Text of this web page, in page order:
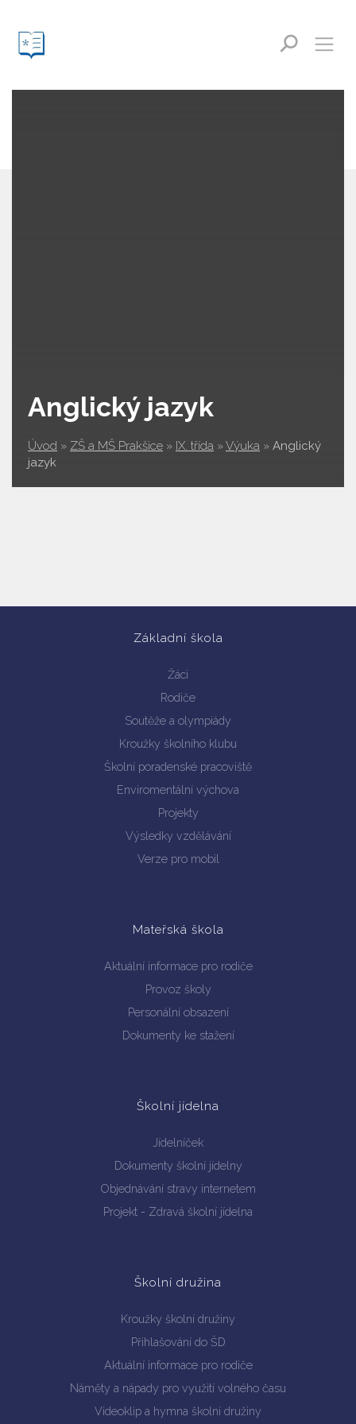
Vyhledávání na webu
Anglický jazyk
Úvod » ZŠ a MŠ Prakšice » IX. třída »Výuka » Anglický
jazyk
Základní škola
Žáci
Rodiče
Soutěže a olympiády
Kroužky školního klubu
Školní poradenské pracoviště
Enviromentální výchova
Projekty
Výsledky vzdělávání
Verze pro mobil
Mateřská škola
Aktuální informace pro rodiče
Provoz školy
Personální obsazení
Dokumenty ke stažení
Školní jídelna
Jídelníček
Dokumenty školní jídelny
Objednávání stravy internetem
Projekt - Zdravá školní jídelna
Školní družina
Kroužky školní družiny
Přihlašování do ŠD
Aktuální informace pro rodiče
Náměty a nápady pro využití volného času
Videoklip a hymna školní družiny